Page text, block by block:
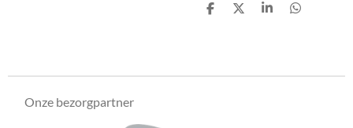
D
D
S
D
Onze bezorgpartner